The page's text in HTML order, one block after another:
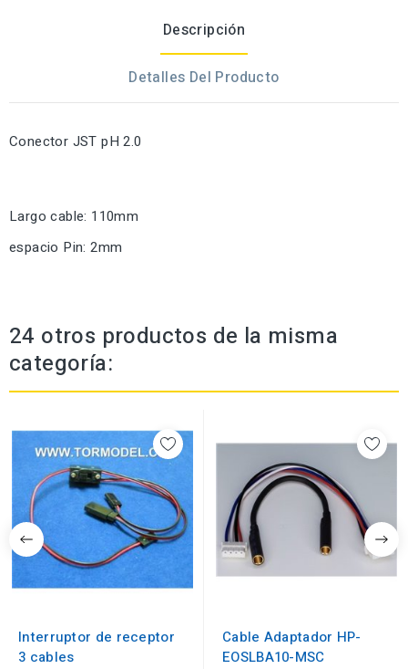
Descripción
Detalles Del Producto
Conector JST pH 2.0
Largo cable: 110mm
espacio Pin: 2mm
24 otros productos de la misma
categoría:
Interruptor de receptor
3 cables
Cable Adaptador HP-
EOSLBA10-MSC